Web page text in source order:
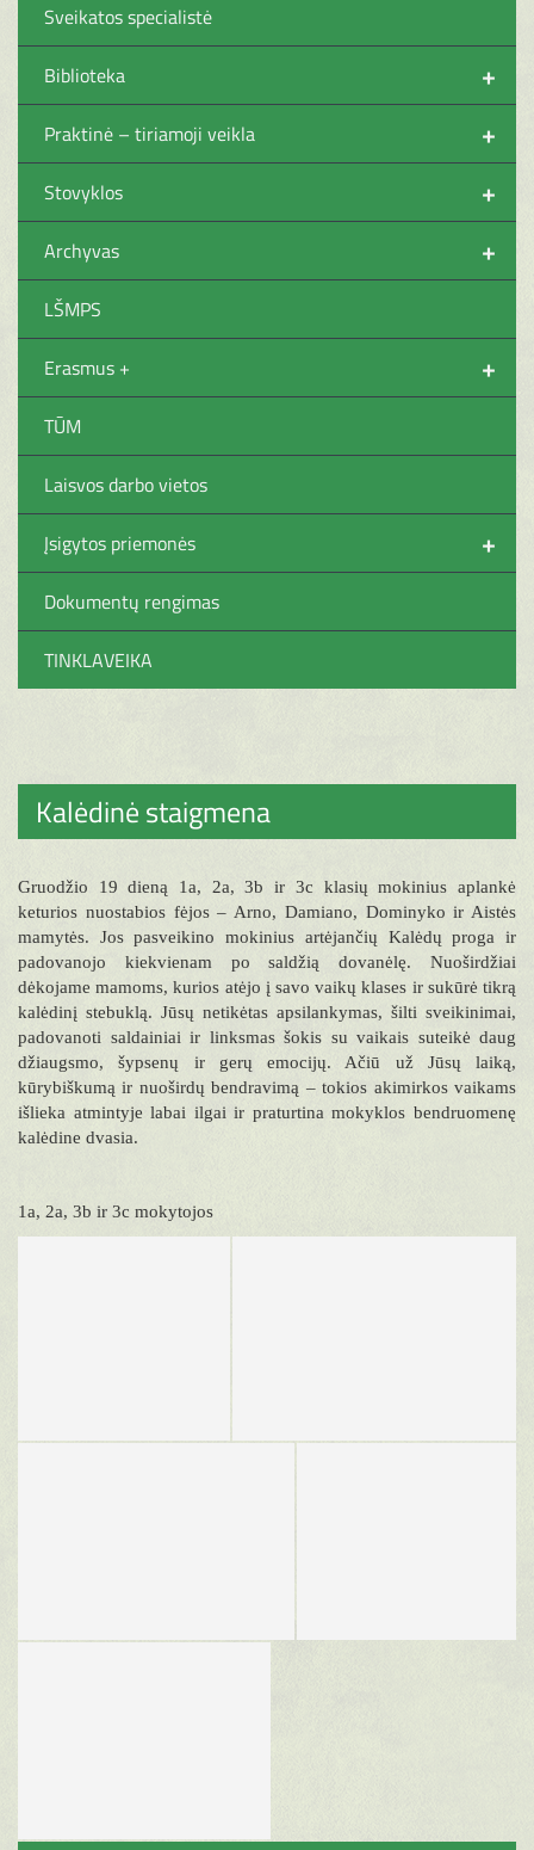
Sveikatos specialistė
+
Biblioteka
+
Praktinė – tiriamoji veikla
+
Stovyklos
+
Archyvas
LŠMPS
+
Erasmus +
TŪM
Laisvos darbo vietos
+
Įsigytos priemonės
Dokumentų rengimas
TINKLAVEIKA
Kalėdinė staigmena
Gruodžio 19 dieną 1a, 2a, 3b ir 3c klasių mokinius aplankė
keturios nuostabios fėjos – Arno, Damiano, Dominyko ir Aistės
mamytės. Jos pasveikino mokinius artėjančių Kalėdų proga ir
padovanojo kiekvienam po saldžią dovanėlę. Nuoširdžiai
dėkojame mamoms, kurios atėjo į savo vaikų klases ir sukūrė tikrą
kalėdinį stebuklą. Jūsų netikėtas apsilankymas, šilti sveikinimai,
padovanoti saldainiai ir linksmas šokis su vaikais suteikė daug
džiaugsmo, šypsenų ir gerų emocijų. Ačiū už Jūsų laiką,
kūrybiškumą ir nuoširdų bendravimą – tokios akimirkos vaikams
išlieka atmintyje labai ilgai ir praturtina mokyklos bendruomenę
kalėdine dvasia.
1a, 2a, 3b ir 3c mokytojos